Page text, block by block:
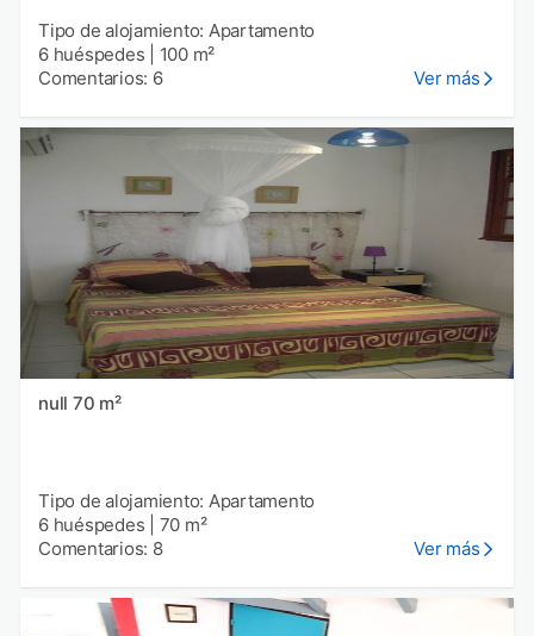
Tipo de alojamiento: Apartamento
6 huéspedes
100 m²
Comentarios: 6
Ver más
null 70 m²
Tipo de alojamiento: Apartamento
6 huéspedes
70 m²
Comentarios: 8
Ver más